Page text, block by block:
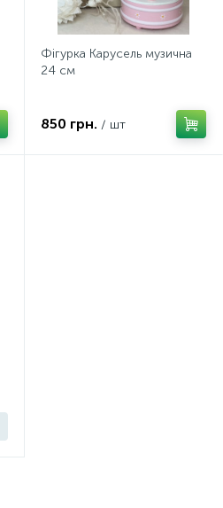
Фігурка Карусель музична
24 см
850 грн. / шт